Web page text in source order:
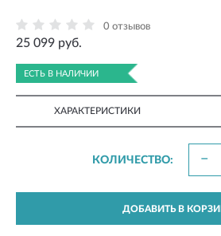
0 отзывов
25 099 руб.
ЕСТЬ В НАЛИЧИИ
ХАРАКТЕРИСТИКИ
КОЛИЧЕСТВО: −
ДОБАВИТЬ В